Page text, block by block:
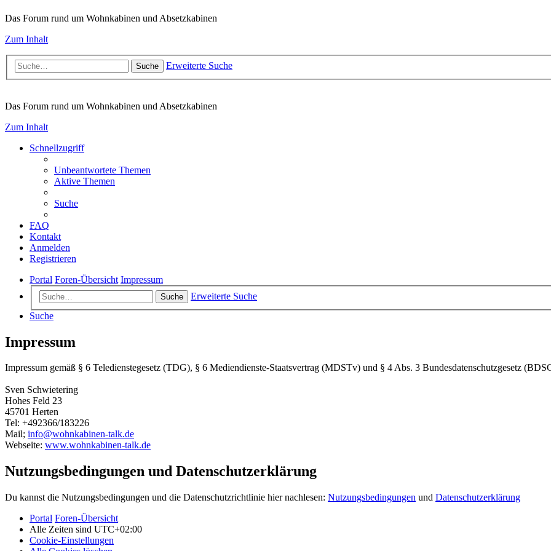
Das Forum rund um Wohnkabinen und Absetzkabinen
Zum Inhalt
Suche Erweiterte Suche
Das Forum rund um Wohnkabinen und Absetzkabinen
Zum Inhalt
Schnellzugriff
Unbeantwortete Themen
Aktive Themen
Suche
FAQ
Kontakt
Anmelden
Registrieren
Portal Foren-Übersicht Impressum
Suche
Erweiterte Suche
Suche
Impressum
Impressum gemäß § 6 Teledienstegesetz (TDG), § 6 Mediendienste-Staatsvertrag (MDSTv) und § 4 Abs. 3 Bundesdatenschutzgesetz
Sven Schwietering
Hohes Feld 23
45701 Herten
Tel: +492366/183226
Mail; info@wohnkabinen-talk.de
Webseite: www.wohnkabinen-talk.de
Nutzungsbedingungen und Datenschutzerklärung
Du kannst die Nutzungsbedingungen und die Datenschutzrichtlinie hier nachlesen: Nutzungsbedingungen und Datenschutzerklärung
Portal Foren-Übersicht
Alle Zeiten sind UTC+02:00
Cookie-Einstellungen